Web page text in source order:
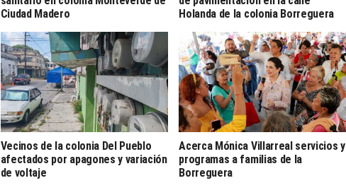
Ciudad Madero
Holanda de la colonia Borreguera
Vecinos de la colonia Del Pueblo
afectados por apagones y variación
de voltaje
Acerca Mónica Villarreal servicios y
programas a familias de la
Borreguera